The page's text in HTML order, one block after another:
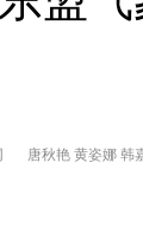
唐秋艳 黄姿娜 韩